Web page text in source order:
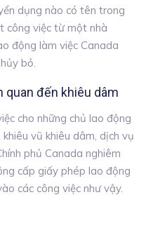
dụng nào có tên trong
công việc từ một nhà
động làm việc Canada
bỏ.
quan đến khiêu dâm
cho những chủ lao động
vũ khiêu dâm, dịch vụ
phủ Canada nghiêm
cấp giấy phép lao động
các công việc như vậy.